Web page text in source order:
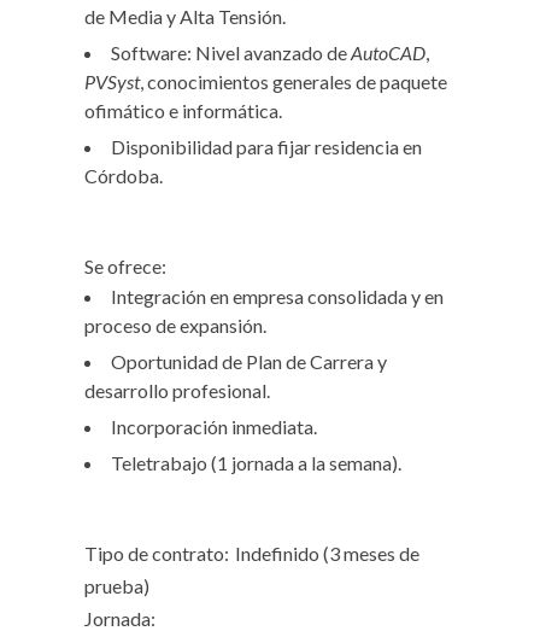
de Media y Alta Tensión.
Software: Nivel avanzado deAutoCAD,
PVSyst, conocimientos generales de paquete
ofimático e informática.
Disponibilidad para fijar residencia en
Córdoba.
Se ofrece:
Integración en empresa consolidada y en
proceso de expansión.
Oportunidad de Plan de Carrera y
desarrollo profesional.
Incorporación inmediata.
Teletrabajo (1 jornada a la semana).
Tipo de contrato: Indefinido (3 meses de
prueba)
Jornada: